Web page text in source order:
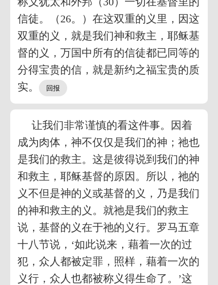
信徒。（26。）在这双重的义里，因这
双重的义，就是我们神和救主，耶稣基
督的义，万国中所有的信徒都已同等的
分得宝贵的信，就是新约之福宝贵的质
实。
让我们非常谨慎的看这件事。因着
成为肉体，神不仅仅是我们的神；祂也
是我们的救主。这是彼得说到我们的神
和救主，耶稣基督的原因。所以，祂的
义不但是神的义或基督的义，乃是我们
的神和救主的义。就祂是我们的救主
说，基督的义在于祂的义行。罗马五章
十八节说，‘如此说来，藉着一次的过
犯，众人都被定罪，照样，藉着一次的
义行，众人也都被称义得生命了。’这